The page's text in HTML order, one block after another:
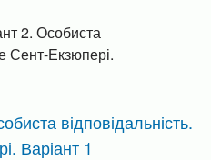
2. Особиста
Сент-Екзюпері.
відповідальність.
Варіант 1